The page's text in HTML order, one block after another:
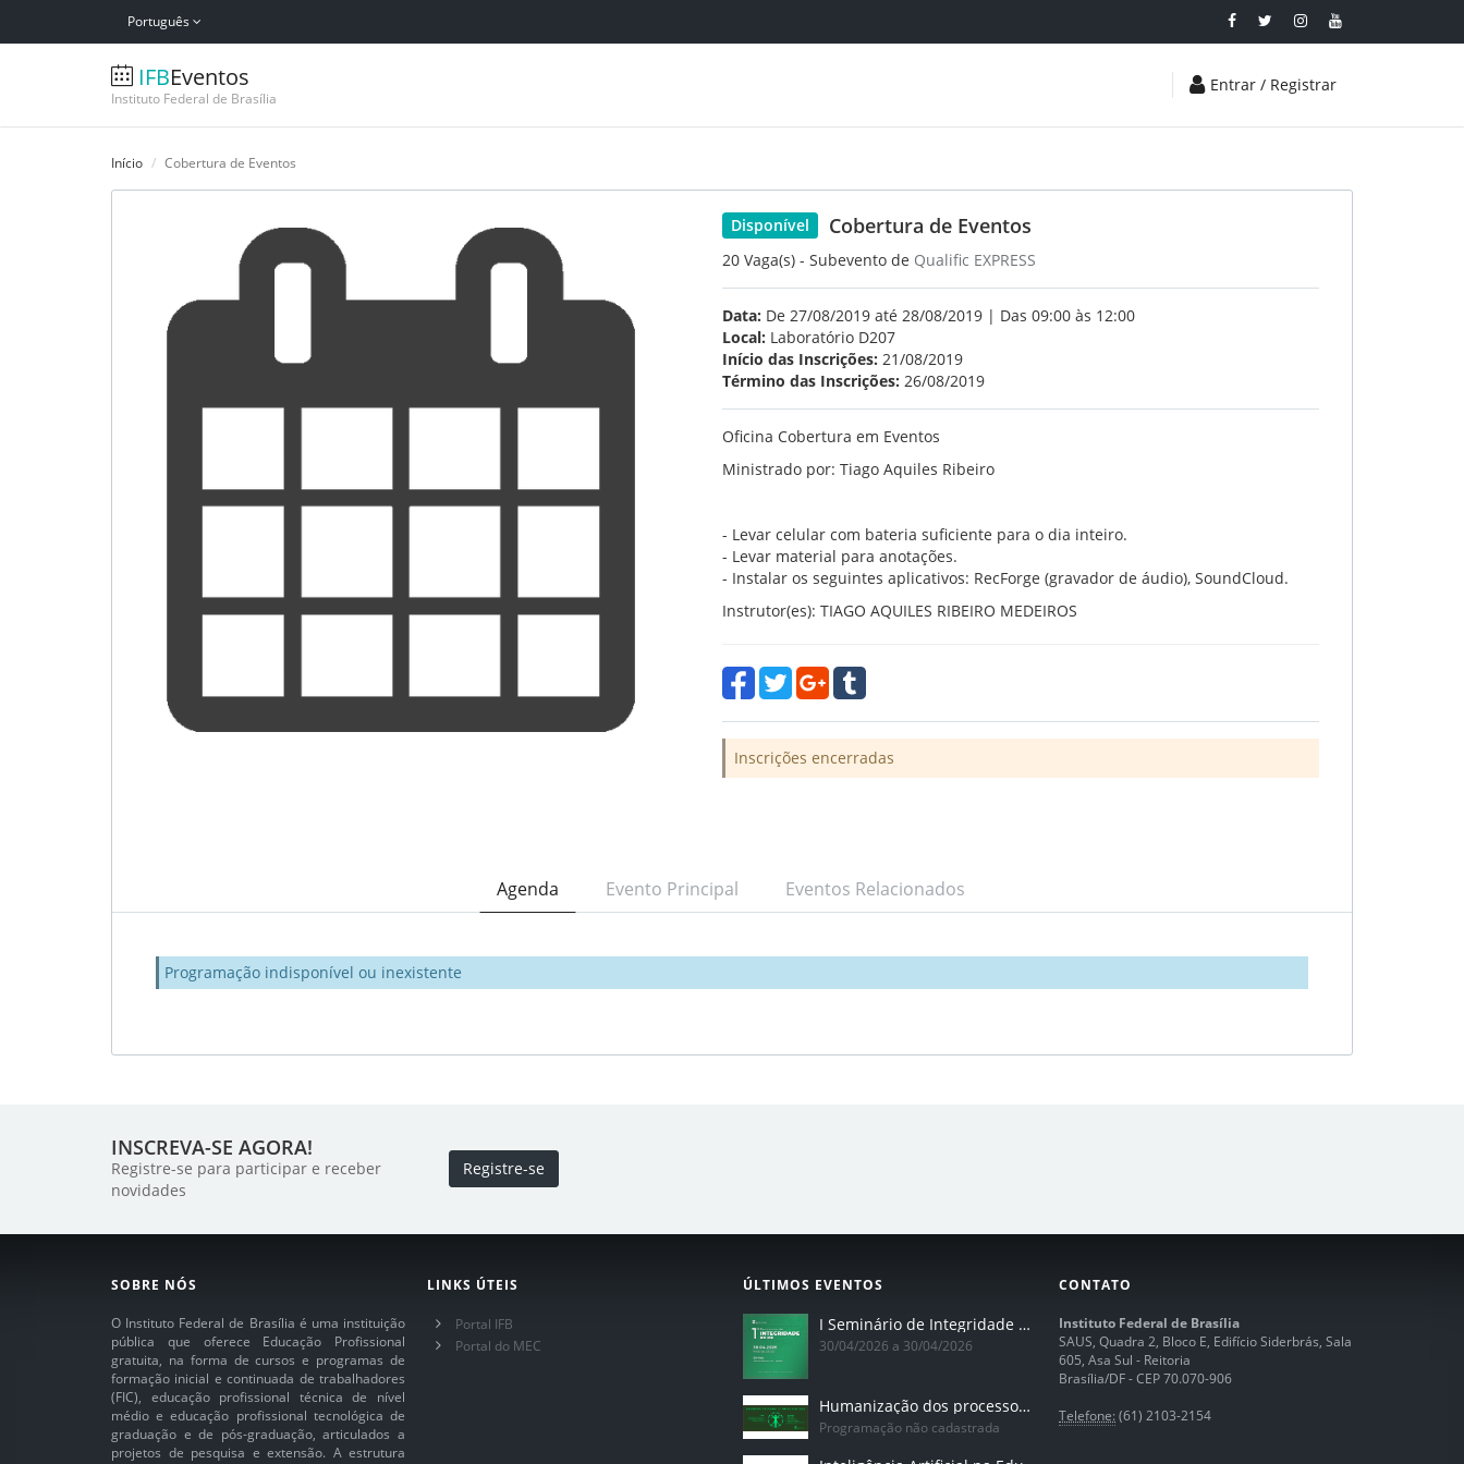
Português
IFBEventos
Instituto Federal de Brasília
Entrar / Registrar
Início Cobertura de Eventos
Disponível Cobertura de Eventos
20 Vaga(s) - Subevento de Qualific EXPRESS
Data: De 27/08/2019 até 28/08/2019 | Das 09:00 às 12:00
Local: Laboratório D207
Início das Inscrições: 21/08/2019
Término das Inscrições: 26/08/2019
Oficina Cobertura em Eventos
Ministrado por: Tiago Aquiles Ribeiro
- Levar celular com bateria suficiente para o dia inteiro.
- Levar material para anotações.
- Instalar os seguintes aplicativos: RecForge (gravador de áudio), SoundCloud.
Instrutor(es): TIAGO AQUILES RIBEIRO MEDEIROS
Inscrições encerradas
Agenda Evento Principal Eventos Relacionados
Programação indisponível ou inexistente
INSCREVA-SE AGORA!
Registre-se para participar e receber
novidades
Registre-se
SOBRE NÓS
O Instituto Federal de Brasília é uma instituição
pública que oferece Educação Profissional
gratuita, na forma de cursos e programas de
formação inicial e continuada de trabalhadores
(FIC), educação profissional técnica de nível
médio e educação profissional tecnológica de
graduação e de pós-graduação, articulados a
projetos de pesquisa e extensão. A estrutura
LINKS ÚTEIS
Portal IFB
Portal do MEC
ÚLTIMOS EVENTOS
I Seminário de Integridade do IFB
30/04/2026 a 30/04/2026
Humanização dos processos de trabalhos em tempos de IA
Programação não cadastrada
CONTATO
Instituto Federal de Brasília
SAUS, Quadra 2, Bloco E, Edifício Siderbrás, Sala
605, Asa Sul - Reitoria
Brasília/DF - CEP 70.070-906
Telefone: (61) 2103-2154